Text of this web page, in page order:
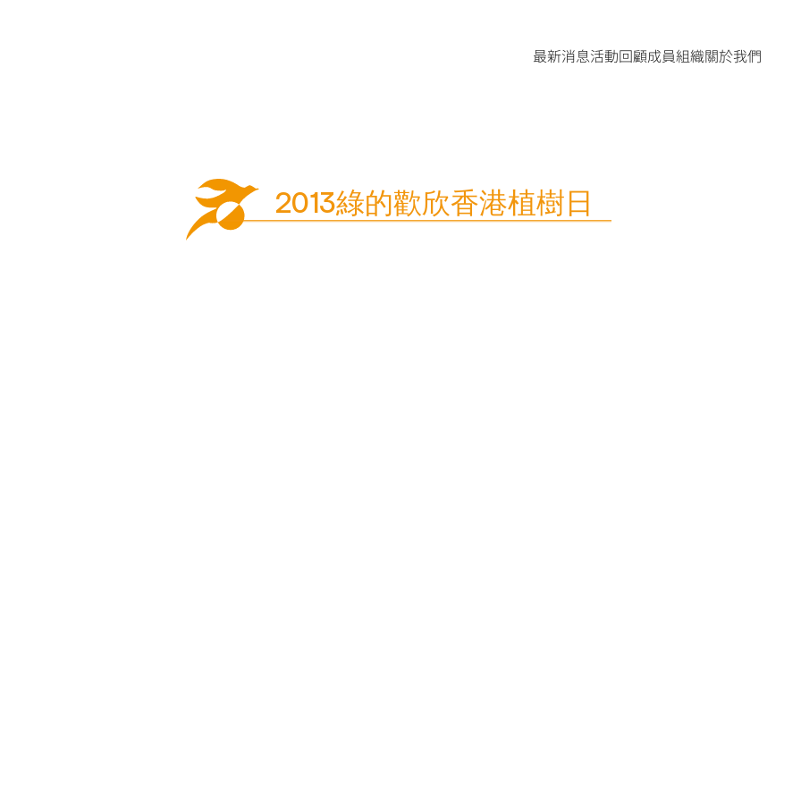
最新消息活動回顧成員組織關於我們
2013綠的歡欣香港植樹日